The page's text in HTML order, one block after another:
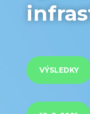
VÝSLEDKY